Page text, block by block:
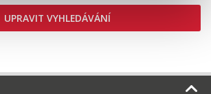
UPRAVIT VYHLEDÁVÁNÍ